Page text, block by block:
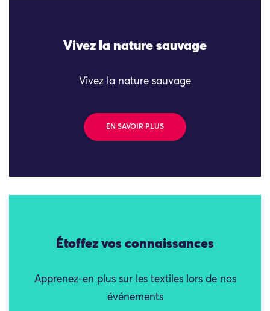
Vivez la nature sauvage
Vivez la nature sauvage
EN SAVOIR PLUS
Étoffez vos connaissances
Apprenez-en plus sur les textiles lors de nos
événements